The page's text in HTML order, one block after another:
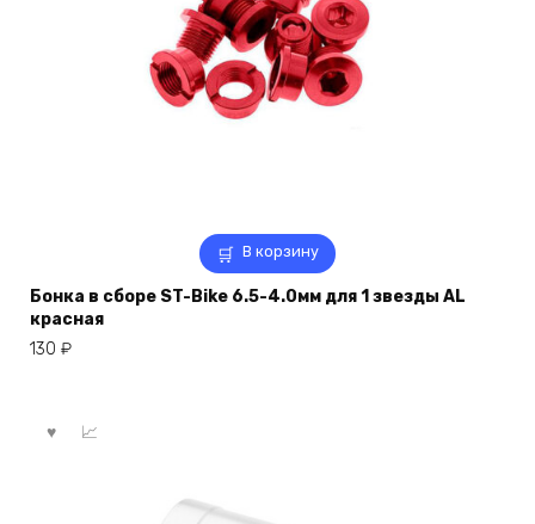
В корзину
Бонка в сборе ST-Bike 6.5-4.0мм для 1 звезды AL
красная
130 ₽